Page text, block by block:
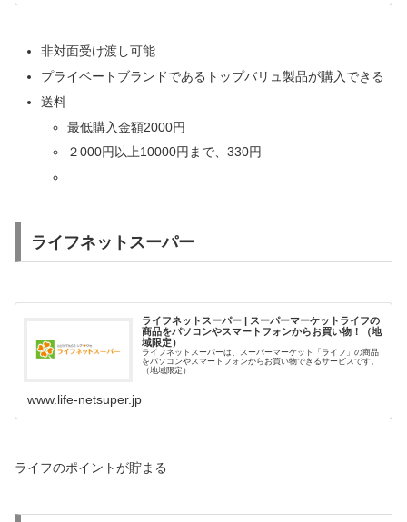
非対面受け渡し可能
プライベートブランドであるトップバリュ製品が購入できる
送料
最低購入金額2000円
２000円以上10000円まで、330円
ライフネットスーパー
ライフネットスーパー | スーパーマーケットライフの
商品をパソコンやスマートフォンからお買い物！（地
域限定）
ライフネットスーパーは、スーパーマーケット「ライフ」の商品
をパソコンやスマートフォンからお買い物できるサービスです。
（地域限定）
www.life-netsuper.jp
ライフのポイントが貯まる